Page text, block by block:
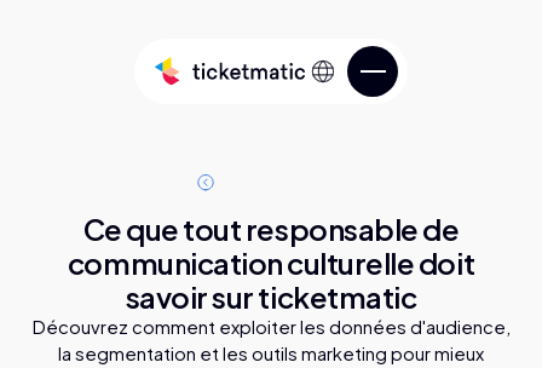
Vendez des billets
T
Ce que tout responsable de
communication culturelle doit
savoir sur ticketmatic
Découvrez comment exploiter les données d'audience,
la segmentation et les outils marketing pour mieux